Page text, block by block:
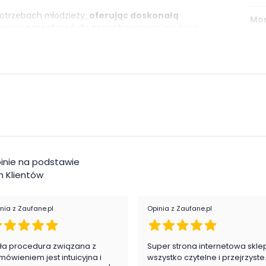
młodzieży, oferując doskonałą
. Jest to idealne rozwiązanie dla osób, które cenią
na podstawie
Klientów
z Zaufane.pl
procedura związana z
jest intuicyjna i
Opinia z Zaufane.pl
Super strona internetowa
wszystko czytelne i przejrzyste.